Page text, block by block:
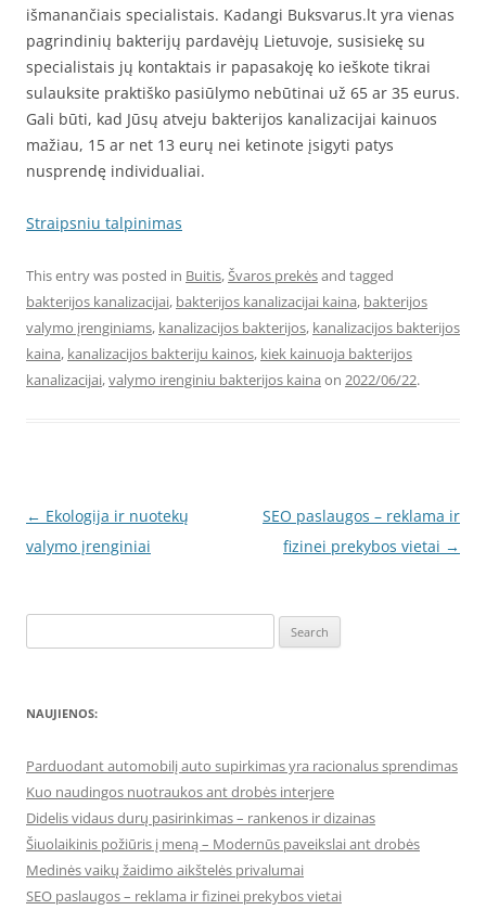
išmanančiais specialistais. Kadangi Buksvarus.lt yra vienas
pagrindinių bakterijų pardavėjų Lietuvoje, susisiekę su
specialistais jų kontaktais ir papasakoję ko ieškote tikrai
sulauksite praktiško pasiūlymo nebūtinai už 65 ar 35 eurus.
Gali būti, kad Jūsų atveju bakterijos kanalizacijai kainuos
mažiau, 15 ar net 13 eurų nei ketinote įsigyti patys
nusprendę individualiai.
Straipsniu talpinimas
This entry was posted in Buitis,Švaros prekėsand tagged
bakterijos kanalizacijai, bakterijos kanalizacijai kaina, bakterijos
valymo įrenginiams, kanalizacijos bakterijos, kanalizacijos bakterijos
kaina, kanalizacijos bakteriju kainos, kiek kainuoja bakterijos
kanalizacijai,valymo irenginiu bakterijos kaina on 2022/06/22.
Post
navigation
← Ekologija ir nuotekų
valymo įrenginiai
SEO paslaugos – reklama ir
fizinei prekybos vietai →
for:
NAUJIENOS:
Parduodant automobilį auto supirkimas yra racionalus sprendimas
Kuo naudingos nuotraukos ant drobės interjere
Didelis vidaus durų pasirinkimas – rankenos ir dizainas
Šiuolaikinis požiūris į meną – Modernūs paveikslai ant drobės
Medinės vaikų žaidimo aikštelės privalumai
SEO paslaugos – reklama ir fizinei prekybos vietai